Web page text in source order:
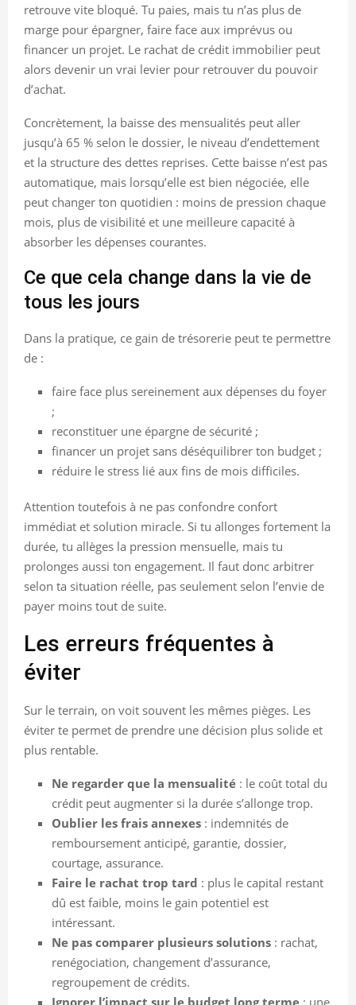
retrouve vite bloqué. Tu paies, mais tu n’as plus de
marge pour épargner, faire face aux imprévus ou
financer un projet. Le rachat de crédit immobilier peut
alors devenir un vrai levier pour retrouver du pouvoir
d’achat.
Concrètement, la baisse des mensualités peut aller
jusqu’à 65 % selon le dossier, le niveau d’endettement
et la structure des dettes reprises. Cette baisse n’est pas
automatique, mais lorsqu’elle est bien négociée, elle
peut changer ton quotidien : moins de pression chaque
mois, plus de visibilité et une meilleure capacité à
absorber les dépenses courantes.
Ce que cela change dans la vie de
tous les jours
Dans la pratique, ce gain de trésorerie peut te permettre
de :
faire face plus sereinement aux dépenses du foyer
;
reconstituer une épargne de sécurité ;
financer un projet sans déséquilibrer ton budget ;
réduire le stress lié aux fins de mois difficiles.
Attention toutefois à ne pas confondre confort
immédiat et solution miracle. Si tu allonges fortement la
durée, tu allèges la pression mensuelle, mais tu
prolonges aussi ton engagement. Il faut donc arbitrer
selon ta situation réelle, pas seulement selon l’envie de
payer moins tout de suite.
Les erreurs fréquentes à
éviter
Sur le terrain, on voit souvent les mêmes pièges. Les
éviter te permet de prendre une décision plus solide et
plus rentable.
Ne regarder que la mensualité : le coût total du
crédit peut augmenter si la durée s’allonge trop.
Oublier les frais annexes : indemnités de
remboursement anticipé, garantie, dossier,
courtage, assurance.
Faire le rachat trop tard : plus le capital restant
dû est faible, moins le gain potentiel est
intéressant.
Ne pas comparer plusieurs solutions : rachat,
renégociation, changement d’assurance,
regroupement de crédits.
Ignorer l’impact sur le budget long terme : une